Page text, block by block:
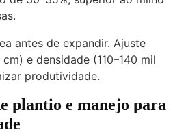
antes de expandir. Ajuste
e densidade (110–140 mil
produtividade.
plantio e manejo para